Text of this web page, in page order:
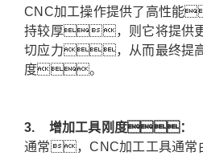
CNC加工操作提供了高性能
持较厚，则它将提供更
切应力，从而最终提高
度。
3. 增加工具刚度：
通常，CNC加工工具通常